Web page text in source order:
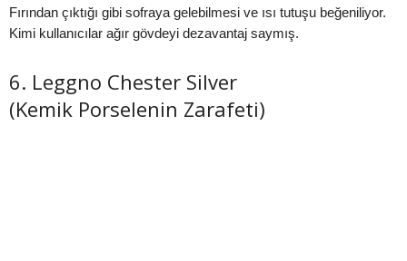
Fırından çıktığı gibi sofraya gelebilmesi ve ısı tutuşu beğeniliyor.
Kimi kullanıcılar ağır gövdeyi dezavantaj saymış.
6. Leggno Chester Silver
(Kemik Porselenin Zarafeti)